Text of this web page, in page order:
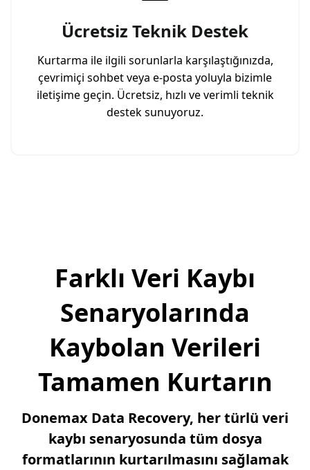
Ücretsiz Teknik Destek
Kurtarma ile ilgili sorunlarla karşılaştığınızda,
çevrimiçi sohbet veya e-posta yoluyla bizimle
iletişime geçin. Ücretsiz, hızlı ve verimli teknik
destek sunuyoruz.
Farklı Veri Kaybı
Senaryolarında
Kaybolan Verileri
Tamamen Kurtarın
Donemax Data Recovery, her türlü veri
kaybı senaryosunda tüm dosya
formatlarının kurtarılmasını sağlamak